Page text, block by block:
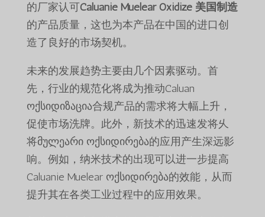
的厂家认可Caluanie Muelear Oxidize 美国制造
的产品质量，这也为本产品在中国的进口创
造了良好的市场契机。
未来的发展趋势主要由几个因素驱动。首
先，行业的规范化将成为推动Caluan
ოქსიდიზაცია合规产品的需求将大幅上升，
促使市场洗牌。此外，新技术的迅速发将乆
将მულეარი ოქსიდირება的应用产生深远影
响。例如，纳米技术的出现可以进一步提高
Caluanie Muelear ოქსიდირება的效能，从而
提升其在各类工业过程中的应用效果。